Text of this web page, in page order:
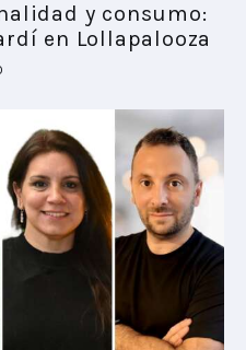
y consumo:
en Lollapalooza